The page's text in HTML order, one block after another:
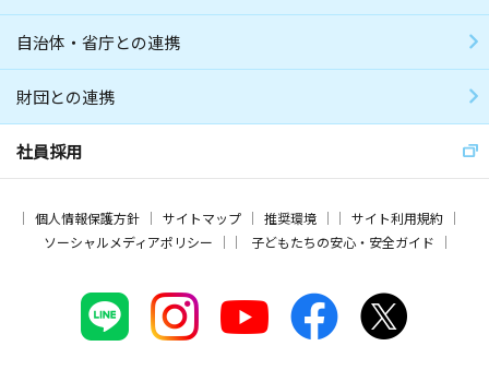
自治体・省庁との連携
財団との連携
社員採用
個人情報保護方針 サイトマップ 推奨環境
サイト利用規約
ソーシャルメディアポリシー
子どもたちの安心・安全ガイド